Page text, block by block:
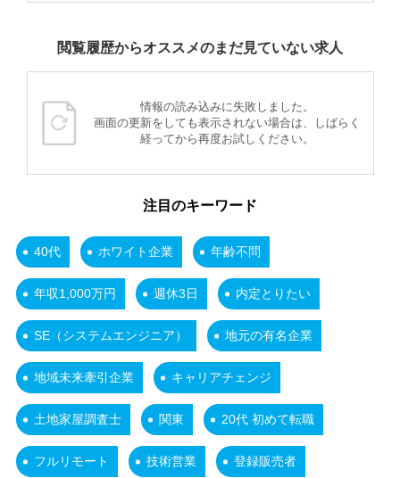
閲覧履歴からオススメのまだ見ていない求人
情報の読み込みに失敗しました。
画面の更新をしても表示されない場合は、しばらく
経ってから再度お試しください。
注目のキーワード
40代 ホワイト企業 年齢不問
年収1,000万円 週休3日 内定とりたい
SE（システムエンジニア） 地元の有名企業
地域未来牽引企業 キャリアチェンジ
土地家屋調査士 関東 20代 初めて転職
フルリモート 技術営業 登録販売者